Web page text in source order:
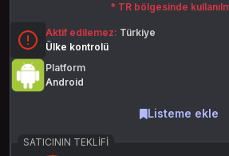
0
* TR bölgesinde
Aktif edilemez: Türkiye
Ülke kontrolü
Platform
Android
Listeme ekle
SATICININ TEKLIFI